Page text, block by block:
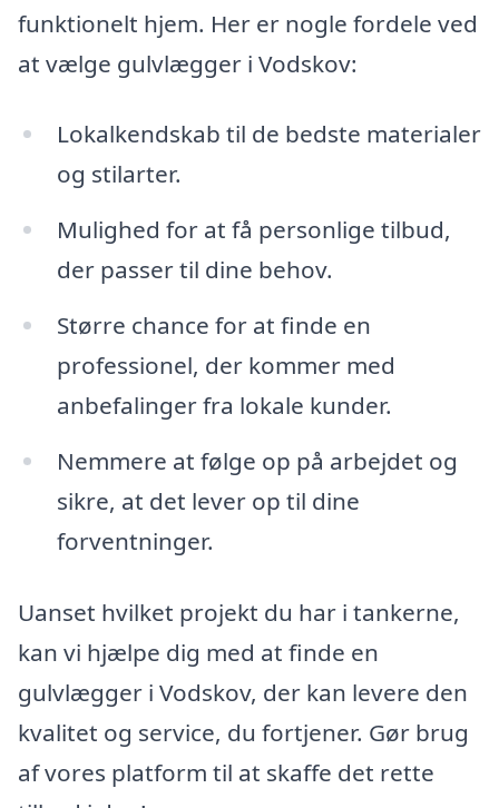
funktionelt hjem. Her er nogle fordele ved
at vælge gulvlægger i Vodskov:
Lokalkendskab til de bedste materialer
og stilarter.
Mulighed for at få personlige tilbud,
der passer til dine behov.
Større chance for at finde en
professionel, der kommer med
anbefalinger fra lokale kunder.
Nemmere at følge op på arbejdet og
sikre, at det lever op til dine
forventninger.
Uanset hvilket projekt du har i tankerne,
kan vi hjælpe dig med at finde en
gulvlægger i Vodskov, der kan levere den
kvalitet og service, du fortjener. Gør brug
af vores platform til at skaffe det rette